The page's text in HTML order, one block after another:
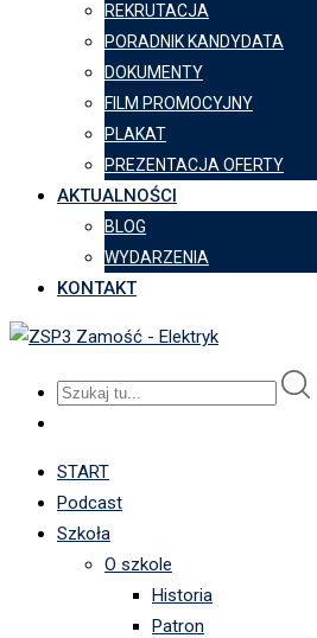
REKRUTACJA
PORADNIK KANDYDATA
DOKUMENTY
FILM PROMOCYJNY
PLAKAT
PREZENTACJA OFERTY
AKTUALNOŚCI
BLOG
WYDARZENIA
KONTAKT
START
Podcast
Szkoła
O szkole
Historia
Patron